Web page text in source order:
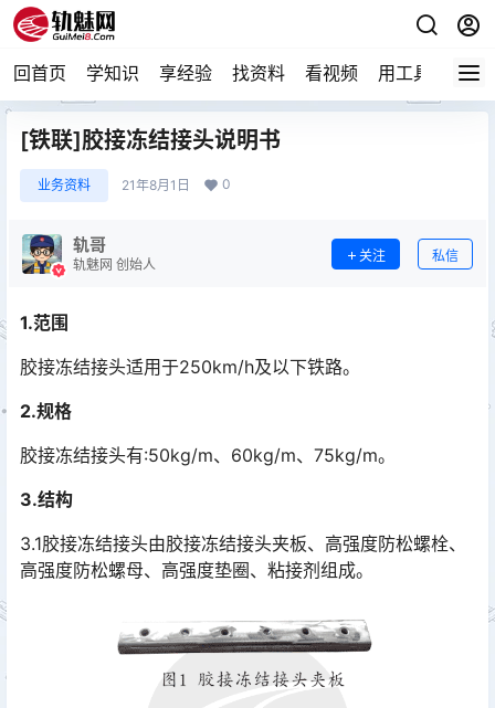
回首页 学知识 享经验 找资料 看视频 用工具 论技
[铁联]胶接冻结接头说明书
业务资料 21年8月1日 0
轨哥
轨魅网 创始人
关注 私信
1.范围
胶接冻结接头适用于250km/h及以下铁路。
2.规格
胶接冻结接头有:50kg/m、60kg/m、75kg/m。
3.结构
3.1胶接冻结接头由胶接冻结接头夹板、高强度防松螺栓、
高强度防松螺母、高强度垫圈、粘接剂组成。